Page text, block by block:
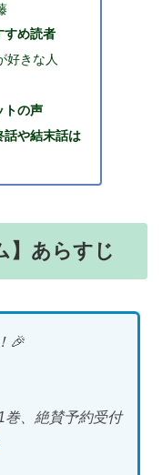
すめ読者
好きな人
トの声
話や結末話は
】あらすじ
🎉
巻、絶賛予約受付